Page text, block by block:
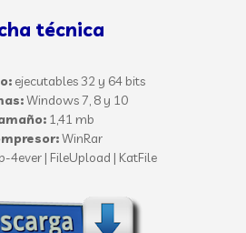
técnica
ejecutables 32 y 64 bits
Windows 7, 8 y 10
1,41 mb
WinRar
4ever | FileUpload | KatFile